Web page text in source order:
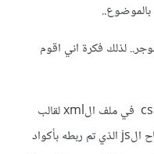
لذلك فكرة اني اقوم
كل ما اريده ان اضيف كود الhtml والcss في ملف الxml لقالب
بلوجر.. لأقوم بالذهاب لأي مقالة واضع مفتاح الjs الذي تم ربطه بأكواد